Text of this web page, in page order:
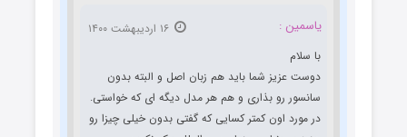
یاسمین :
با سلام
دوست عزیز شما باید هم زبان اصل و البته بدون
سانسور رو بذاری و هم هر مدل دیگه ای که خواستی.
در مورد اون کمتر کسایی که گفتی بدون خیلی چیزا رو